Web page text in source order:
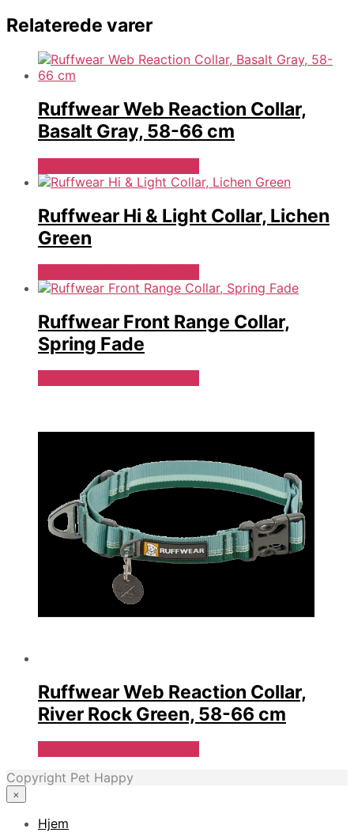
Relaterede varer
Ruffwear Web Reaction Collar,
Basalt Gray, 58-66 cm
Ruffwear Hi & Light Collar, Lichen
Green
Ruffwear Front Range Collar,
Spring Fade
Ruffwear Web Reaction Collar,
River Rock Green, 58-66 cm
Copyright Pet Happy
×
Hjem